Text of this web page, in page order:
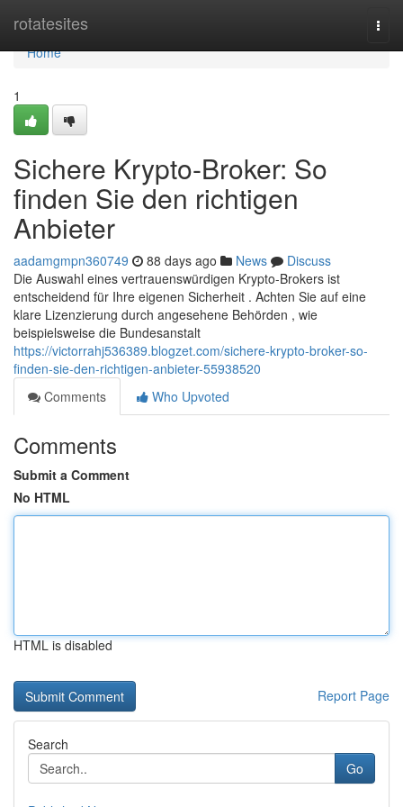
rotatesites
Home
Home
1
Sichere Krypto-Broker: So
finden Sie den richtigen
Anbieter
aadamgmpn360749 88 days ago News
Discuss
Die Auswahl eines vertrauenswürdigen Krypto-Brokers ist
entscheidend für Ihre eigenen Sicherheit . Achten Sie auf eine
klare Lizenzierung durch angesehene Behörden , wie
beispielsweise die Bundesanstalt
https://victorrahj536389.blogzet.com/sichere-krypto-broker-so-
finden-sie-den-richtigen-anbieter-55938520
Comments
Who Upvoted
Comments
Submit a Comment
No HTML
HTML is disabled
Report Page
Search
Go